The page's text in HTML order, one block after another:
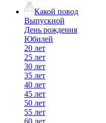
Какой повод
Выпускной
День рождения
Юбилей
20 лет
25 лет
30 лет
35 лет
40 лет
45 лет
50 лет
55 лет
60 лет